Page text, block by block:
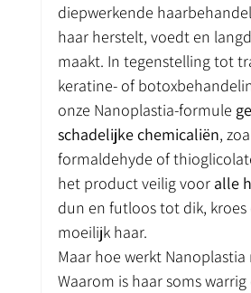
diepwerkende
haar herstelt, voedt en
maakt. In tegenstelling tot
keratine- of
onze Nanoplastia-formule
schadelijke chemicaliën,
formaldehyde of
het product veilig voor alle
dun en futloos tot dik, kroes
moeilijk haar.
Maar hoe werkt Nanoplastia
Waarom is haar soms